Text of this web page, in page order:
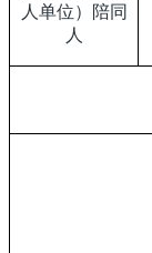
人单位）陪同
人